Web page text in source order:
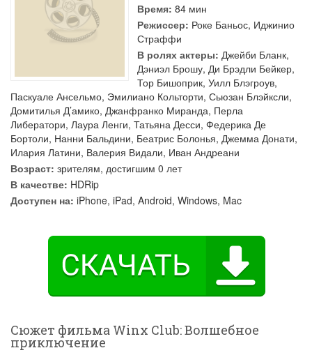
Время: 84 мин
Режиссер: Роке Баньос, Иджинио
Страффи
В ролях актеры: Джейби Бланк,
Дэниэл Брошу, Ди Брэдли Бейкер,
Тор Бишоприк, Уилл Блэгроув,
Паскуале Ансельмо, Эмилиано Кольторти, Сьюзан Блэйксли,
Домитилья Д’амико, Джанфранко Миранда, Перла
Либератори, Лаура Ленги, Татьяна Десси, Федерика Де
Бортоли, Нанни Бальдини, Беатрис Болонья, Джемма Донати,
Илария Латини, Валерия Видали, Иван Андреани
Возраст: зрителям, достигшим 0 лет
В качестве: HDRip
Доступен на: iPhone, iPad, Android, Windows, Mac
Сюжет фильма Winx Club: Волшебное
приключение